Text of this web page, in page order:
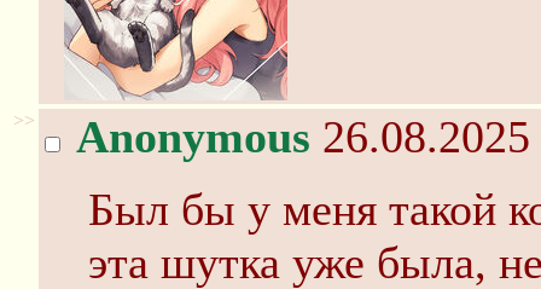
>> Anonymous
Был бы у меня такой
эта шутка уже была,